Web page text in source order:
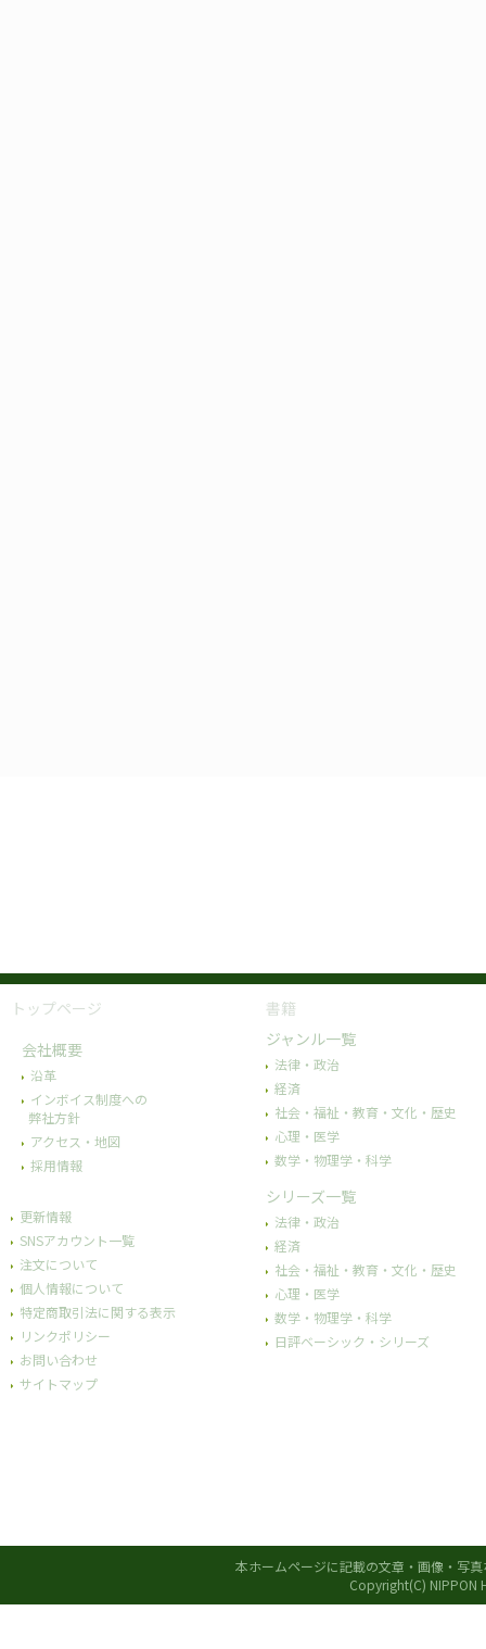
トップページ
会社概要
沿革
インボイス制度への
弊社方針
アクセス・地図
採用情報
更新情報
SNSアカウント一覧
注文について
個人情報について
特定商取引法に関する表示
リンクポリシー
お問い合わせ
サイトマップ
書籍
ジャンル一覧
法律・政治
経済
社会・福祉・教育・文化・歴史
心理・医学
数学・物理学・科学
シリーズ一覧
法律・政治
経済
社会・福祉・教育・文化・歴史
心理・医学
数学・物理学・科学
日評ベーシック・シリーズ
本ホームページに記載の文章・画像・写
Copyright(C) NIPPON